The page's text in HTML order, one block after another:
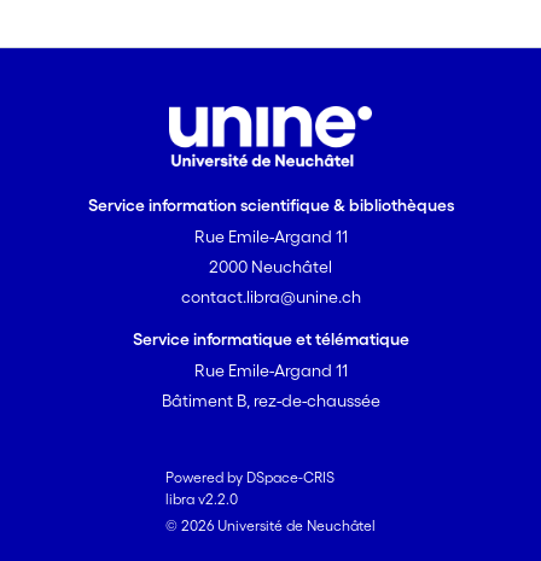
Service information scientifique & bibliothèques
Rue Emile-Argand 11
2000 Neuchâtel
contact.libra@unine.ch
Service informatique et télématique
Rue Emile-Argand 11
Bâtiment B, rez-de-chaussée
Powered by DSpace-CRIS
libra v2.2.0
© 2026 Université de Neuchâtel